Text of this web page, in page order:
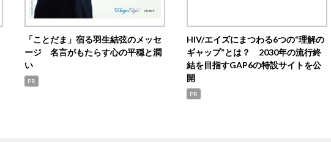
「ことだま」宿る羽生結弦のメッセ
ージ 名言がもたらす心の平穏と潤
い
PR
HIV/エイズにまつわる6つの“理解の
ギャップ”とは？ 2030年の流行終
結を目指すGAP6の特設サイトを公
開
PR